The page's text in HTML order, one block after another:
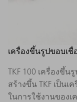
เครื่องขึ้นรูปขอบเชื่
TKF 100 เครื่องขึ้น
สร้างขึ้น TKF เป็น
ในการใช้งานของ